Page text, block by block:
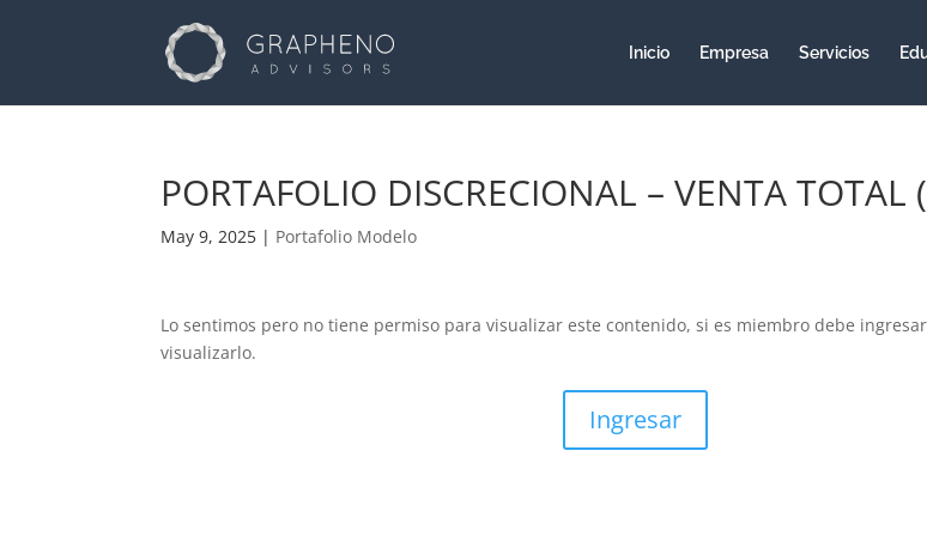
Inicio Empresa Servicios
PORTAFOLIO DISCRECIONAL – VENTA TOTAL (
May 9, 2025 | Portafolio Modelo
Lo sentimos pero no tiene permiso para visualizar este contenido, si es miembro debe
visualizarlo.
Ingresar